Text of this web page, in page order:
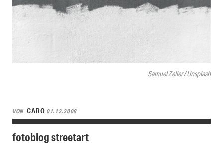
Samuel Zeller / Unsplash
VON CARO 01.12.2008
fotoblog streetart